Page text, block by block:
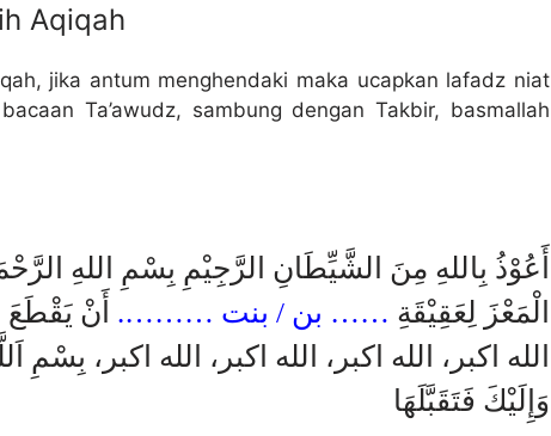
Aqiqah
jika antum menghendaki maka ucapkan lafadz niat
Ta’awudz, sambung dengan Takbir, basmallah
أَعُوْذُ بِاللهِ مِنَ الشَّيِّطَانِ الرَّجِيْمِ بِسْمِ اللهِ
الْمَعْزَ لِعَقِيْقَةِ …… بن / بنت ………. أَنْ يَقْطَعَ
الله اكبر، الله اكبر، الله اكبر، الله اكبر،
وَإِلَيْكَ فَتَقَبَّلَهَا